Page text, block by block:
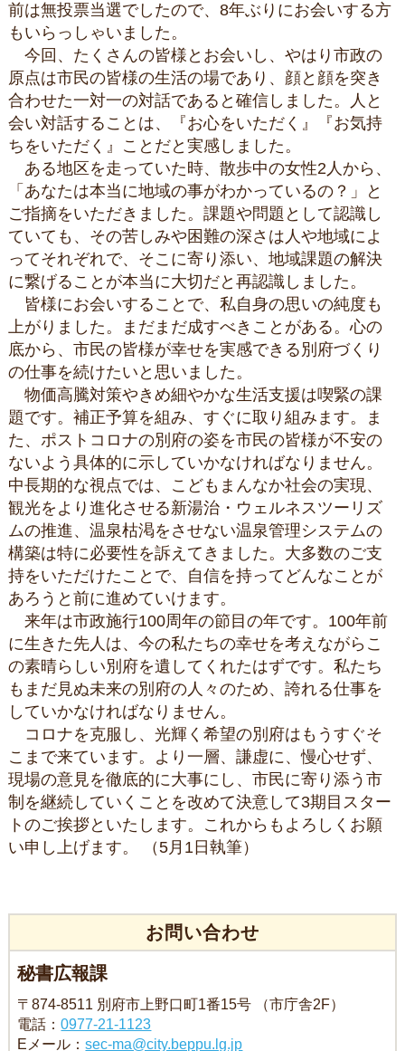
前は無投票当選でしたので、8年ぶりにお会いする方
もいらっしゃいました。
今回、たくさんの皆様とお会いし、やはり市政の
原点は市民の皆様の生活の場であり、顔と顔を突き
合わせた一対一の対話であると確信しました。人と
会い対話することは、『お心をいただく』『お気持
ちをいただく』ことだと実感しました。
ある地区を走っていた時、散歩中の女性2人から、
「あなたは本当に地域の事がわかっているの？」と
ご指摘をいただきました。課題や問題として認識し
ていても、その苦しみや困難の深さは人や地域によ
ってそれぞれで、そこに寄り添い、地域課題の解決
に繋げることが本当に大切だと再認識しました。
皆様にお会いすることで、私自身の思いの純度も
上がりました。まだまだ成すべきことがある。心の
底から、市民の皆様が幸せを実感できる別府づくり
の仕事を続けたいと思いました。
物価高騰対策やきめ細やかな生活支援は喫緊の課
題です。補正予算を組み、すぐに取り組みます。ま
た、ポストコロナの別府の姿を市民の皆様が不安の
ないよう具体的に示していかなければなりません。
中長期的な視点では、こどもまんなか社会の実現、
観光をより進化させる新湯治・ウェルネスツーリズ
ムの推進、温泉枯渇をさせない温泉管理システムの
構築は特に必要性を訴えてきました。大多数のご支
持をいただけたことで、自信を持ってどんなことが
あろうと前に進めていけます。
来年は市政施行100周年の節目の年です。100年前
に生きた先人は、今の私たちの幸せを考えながらこ
の素晴らしい別府を遺してくれたはずです。私たち
もまだ見ぬ未来の別府の人々のため、誇れる仕事を
していかなければなりません。
コロナを克服し、光輝く希望の別府はもうすぐそ
こまで来ています。より一層、謙虚に、慢心せず、
現場の意見を徹底的に大事にし、市民に寄り添う市
制を継続していくことを改めて決意して3期目スター
トのご挨拶といたします。これからもよろしくお願
い申し上げます。 （5月1日執筆）
お問い合わせ
秘書広報課
〒874-8511 別府市上野口町1番15号 （市庁舎2F）
電話：0977-21-1123
Eメール：sec-ma@city.beppu.lg.jp